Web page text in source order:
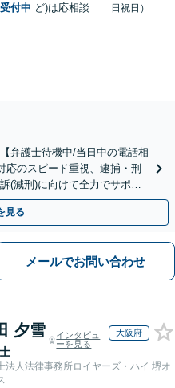
付中 ど)は応相談
日祝日）
弁護士待機中/当日中の電話相
応のスピード重視、逮捕・刑
(減刑)に向けて全力でサポー
見る
メールでお問い合わせ
夕雪
インタビュ
ーを見る
大阪府
法人法律事務所ロイヤーズ・ハイ 堺オ